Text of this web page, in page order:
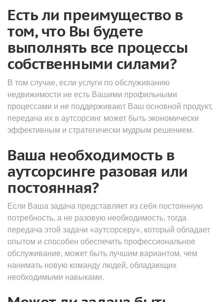
Есть ли преимущество в
том, что Вы будете
выполнять все процессы
собственными силами?
В том случае, если услуги по обслуживанию
недвижимости не есть Вашими профильными
процессами и не поддерживают Ваш основной продукт,
передача их в аутсорсинг может быть экономически
эффективным и стратегически мудрым решением.
Ваша необходимость в
аутсорсинге разовая или
постоянная?
Если Ваша задача представляет из себя постоянную
потребность, а не разовую необходимость, тогда
передача этой задачи «аутсорсеру», который обладает
опытом и способен обеспечить профессиональное
обслуживание, может быть лучшим вариантом, чем
нанимать новую команду людей, обладающих
необходимыми навыками.